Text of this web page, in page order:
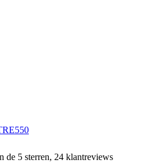
de 5 sterren, 24 klantreviews